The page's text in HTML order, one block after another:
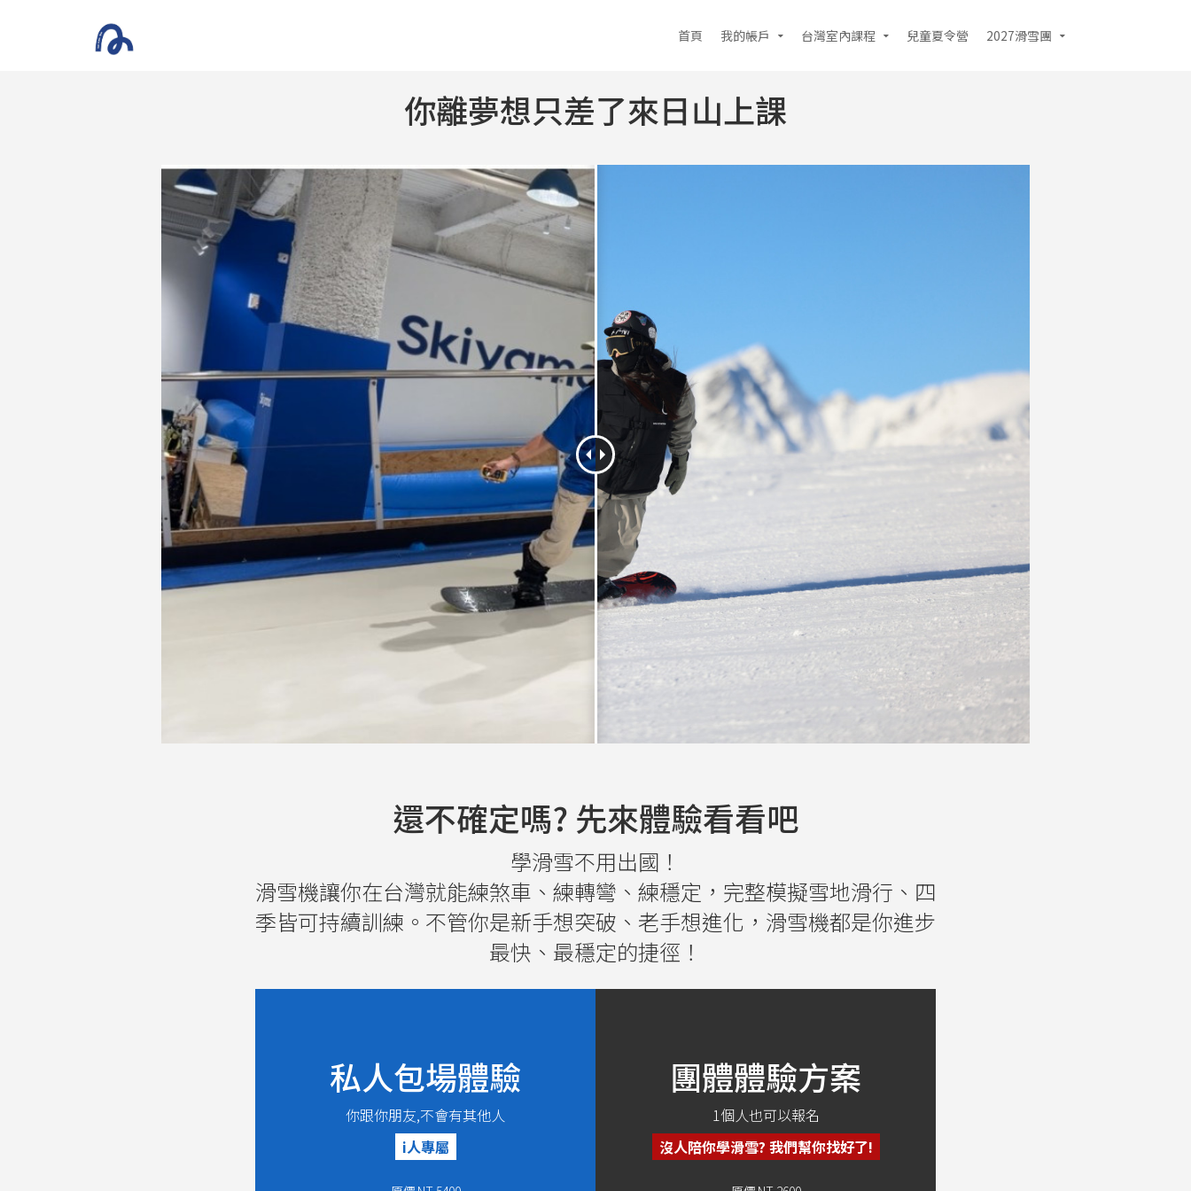
首頁 我的帳戶 台灣室內課程 兒童夏令營 2027滑雪團
你離夢想只差了來日山上課
還不確定嗎? 先來體驗看看吧
學滑雪不用出國！
滑雪機讓你在台灣就能練煞車、練轉彎、練穩定，完整模擬雪地滑行、四
季皆可持續訓練。不管你是新手想突破、老手想進化，滑雪機都是你進步
最快、最穩定的捷徑！
私人包場體驗
你跟你朋友,不會有其他人
i人專屬
團體體驗方案
1個人也可以報名
沒人陪你學滑雪? 我們幫你找好了!